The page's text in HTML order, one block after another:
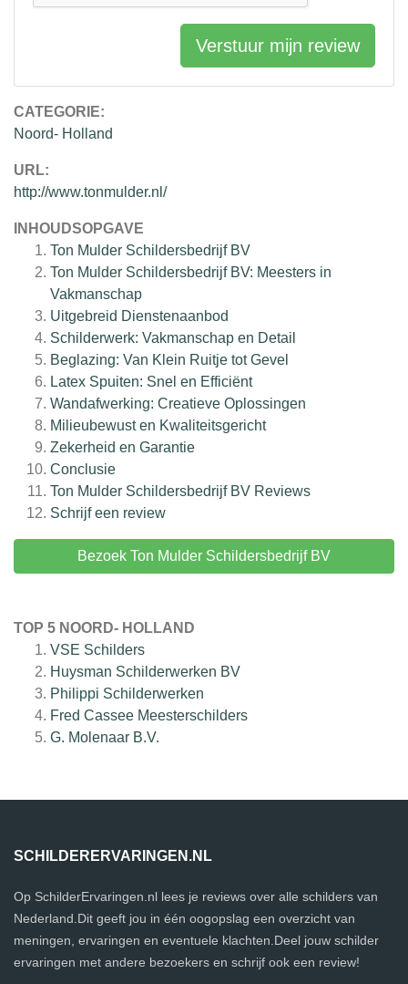
CATEGORIE:
Noord- Holland
URL:
http://www.tonmulder.nl/
INHOUDSOPGAVE
Ton Mulder Schildersbedrijf BV
Ton Mulder Schildersbedrijf BV: Meesters in
Vakmanschap
Uitgebreid Dienstenaanbod
Schilderwerk: Vakmanschap en Detail
Beglazing: Van Klein Ruitje tot Gevel
Latex Spuiten: Snel en Efficiënt
Wandafwerking: Creatieve Oplossingen
Milieubewust en Kwaliteitsgericht
Zekerheid en Garantie
Conclusie
Ton Mulder Schildersbedrijf BV Reviews
Schrijf een review
Bezoek Ton Mulder Schildersbedrijf BV
TOP 5 NOORD- HOLLAND
VSE Schilders
Huysman Schilderwerken BV
Philippi Schilderwerken
Fred Cassee Meesterschilders
G. Molenaar B.V.
Verstuur mijn review
SCHILDERERVARINGEN.NL
Op SchilderErvaringen.nl lees je reviews over alle schilders van
Nederland.Dit geeft jou in één oogopslag een overzicht van
meningen, ervaringen en eventuele klachten.Deel jouw schilder
ervaringen met andere bezoekers en schrijf ook een review!